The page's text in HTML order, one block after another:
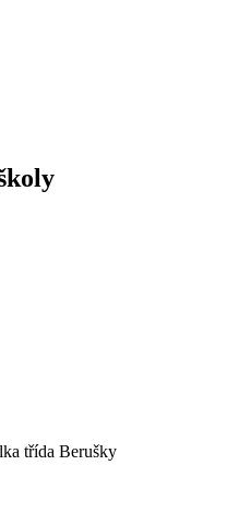
třída Berušky